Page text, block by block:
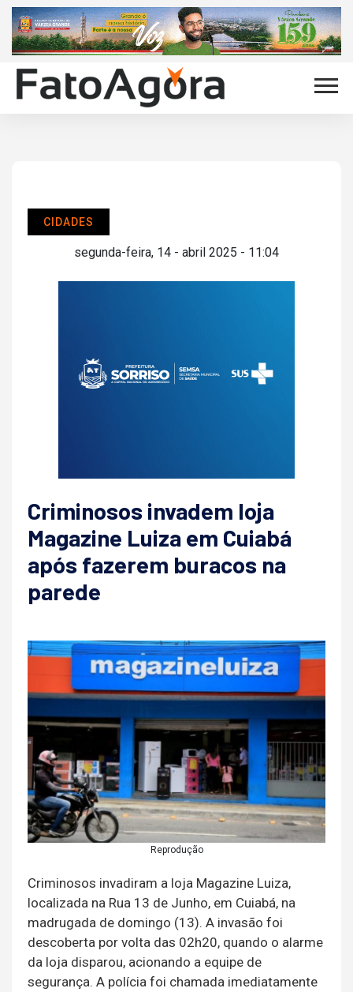
CIDADES
segunda-feira, 14 - abril 2025 - 11:04
Criminosos invadem loja
Magazine Luiza em Cuiabá
após fazerem buracos na
parede
Reprodução
Criminosos invadiram a loja Magazine Luiza,
localizada na Rua 13 de Junho, em Cuiabá, na
madrugada de domingo (13). A invasão foi
descoberta por volta das 02h20, quando o alarme
da loja disparou, acionando a equipe de
segurança. A polícia foi chamada imediatamente